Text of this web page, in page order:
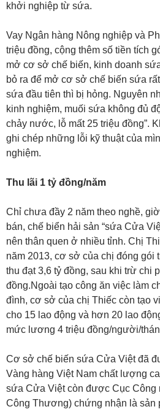
khởi nghiệp từ sứa.
Vay Ngân hàng Nông nghiệp và
triệu đồng, cộng thêm số tiền tích
mở cơ sở chế biến, kinh doanh
bỏ ra để mở cơ sở chế biến sứa
sứa đầu tiên thì bị hỏng. Nguyên
kinh nghiệm, muối sứa không đủ
chảy nước, lỗ mất 25 triệu đồng”.
ghi chép những lỗi kỹ thuật của
nghiệm.
Thu lãi 1 tỷ đồng/năm
Chỉ chưa đầy 2 năm theo nghề,
bán, chế biển hải sản “sứa Cửa
nên thân quen ở nhiều tỉnh. Chị
năm 2013, cơ sở của chị đóng gói
thu đạt 3,6 tỷ đồng, sau khi trừ chi
đồng.Ngoài tạo công ăn việc làm
đình, cơ sở của chị Thiếc còn tạo
cho 15 lao động và hơn 20 lao
mức lương 4 triệu đồng/người/
Cơ sở chế biến sứa Cửa Việt đã
Vàng hàng Việt Nam chất lượng
sứa Cửa Việt còn được Cục Công
Công Thương) chứng nhận là sản